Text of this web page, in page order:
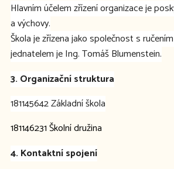
Hlavním účelem zřízení organizace je
a výchovy.
Škola je zřízena jako společnost s
jednatelem je Ing. Tomáš Blumenstein.
3. Organizační struktura
181145642 Základní škola
181146231 Školní družina
4. Kontaktní spojení